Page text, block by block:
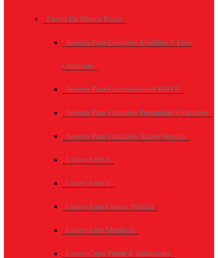
Llaves En Blanco Forjas
Insertos Para Controles Abatibles Y Fijos
Originales
Insertos Para Controles Autel KDYZ
Insertos Para Controles Proximidad Originales
Insertos Para Controles Xhorse Keydiy
Llaves ABBA
Llaves Austral
Llaves Auto Cabeza Plástica
Llaves Auto Metálicas
Llaves Cajas Fuerte E Industriales